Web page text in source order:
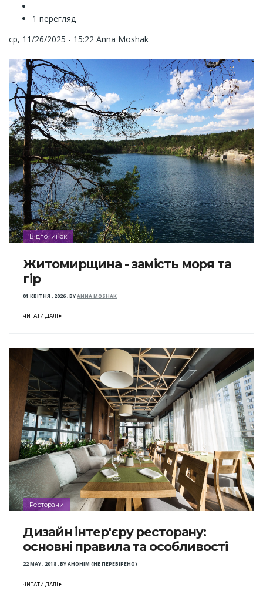
1 перегляд
ср, 11/26/2025 - 15:22 Anna Moshak
Відпочинок
Житомирщина - замість моря та
гір
01 КВІТНЯ , 2026,BYANNA MOSHAK
ЧИТАТИ ДАЛІ
Ресторани
Дизайн інтер'єру ресторану:
основні правила та особливості
22 MAY , 2018,BYАНОНІМ (НЕ ПЕРЕВІРЕНО)
ЧИТАТИ ДАЛІ